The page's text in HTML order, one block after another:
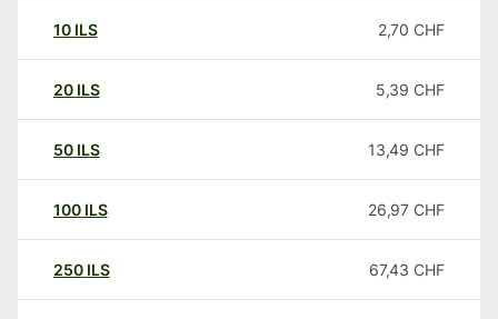
10 ILS 2,70 CHF
20 ILS 5,39 CHF
50 ILS 13,49 CHF
100 ILS 26,97 CHF
250 ILS 67,43 CHF